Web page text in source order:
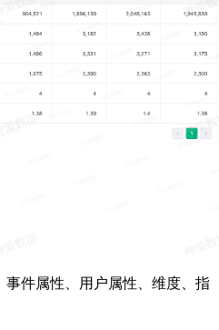
件属性、用户属性、维度、指